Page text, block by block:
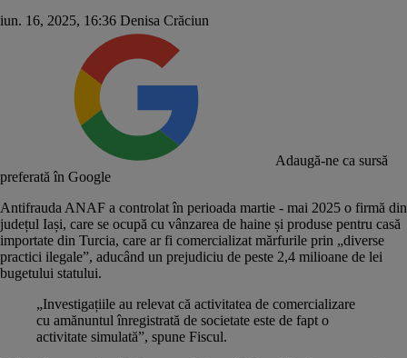
iun. 16, 2025, 16:36 Denisa Crăciun
Adaugă-ne ca sursă
preferată în Google
Antifrauda ANAF a controlat în perioada martie - mai 2025 o firmă din
județul Iași, care se ocupă cu vânzarea de haine și produse pentru casă
importate din Turcia, care ar fi comercializat mărfurile prin „diverse
practici ilegale”, aducând un prejudiciu de peste 2,4 milioane de lei
bugetului statului.
„Investigațiile au relevat că activitatea de comercializare
cu amănuntul înregistrată de societate este de fapt o
activitate simulată”, spune Fiscul.